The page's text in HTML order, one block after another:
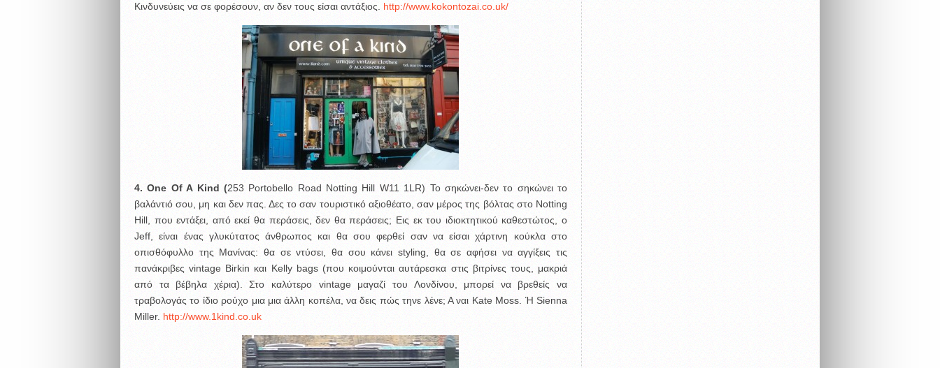
Κινδυνεύεις να σε φορέσουν, αν δεν τους είσαι αντάξιος. http://www.kokontozai.co.uk/
4.One OfA Kind (253 Portobello Road Notting Hill W11 1LR) Το σηκώνει-δεν το σηκώνει το
βαλάντιό σου, μη και δεν πας. Δες το σαν τουριστικό αξιοθέατο, σαν μέρος της βόλτας στο Notting
Hill, που εντάξει, από εκεί θα περάσεις, δεν θα περάσεις; Εις εκ του ιδιοκτητικού καθεστώτος, ο
Jeff, είναι ένας γλυκύτατος άνθρωπος και θα σου φερθεί σαν να είσαι χάρτινη κούκλα στο
οπισθόφυλλο της Μανίνας: θα σε ντύσει, θα σου κάνει styling, θα σε αφήσει να αγγίξεις τις
πανάκριβες vintage Birkin και Kelly bags (που κοιμούνται αυτάρεσκα στις βιτρίνες τους, μακριά
από τα βέβηλα χέρια). Στο καλύτερο vintage μαγαζί του Λονδίνου, μπορεί να βρεθείς να
τραβολογάς το ίδιο ρούχο μια μια άλλη κοπέλα, να δεις πώς τηνε λένε; Α ναι Kate Moss. Ή Sienna
Miller. http://www.1kind.co.uk